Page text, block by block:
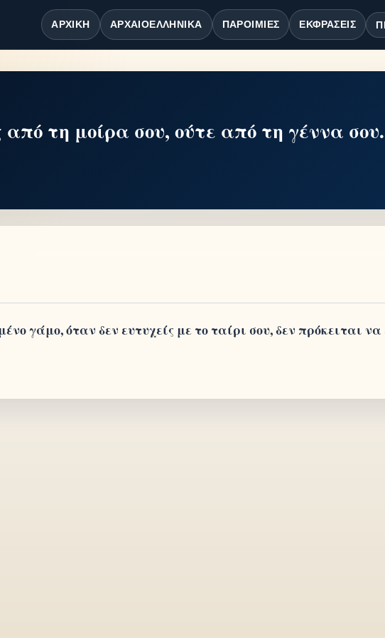
ΑΡΧΙΚΉ ΑΡΧΑΙΟΕΛΛΗΝΙΚΆ ΠΑΡΟΙΜΊΕΣ ΕΚΦΡΆΣΕΙΣ
από τη μοίρα σου, ούτε από τη γέννα σου.
γάμο, όταν δεν ευτυχείς με το ταίρι σου, δεν πρόκειται